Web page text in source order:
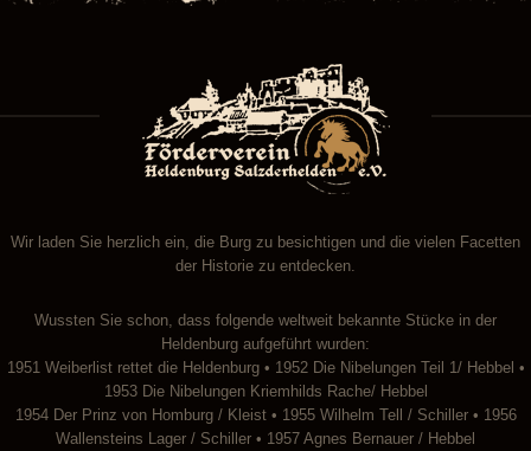
Wir laden Sie herzlich ein, die Burg zu besichtigen und die vielen Facetten
der Historie zu entdecken.
Wussten Sie schon, dass folgende weltweit bekannte Stücke in der
Heldenburg aufgeführt wurden:
1951 Weiberlist rettet die Heldenburg • 1952 Die Nibelungen Teil 1/ Hebbel •
1953 Die Nibelungen Kriemhilds Rache/ Hebbel
1954 Der Prinz von Homburg / Kleist • 1955 Wilhelm Tell / Schiller • 1956
Wallensteins Lager / Schiller • 1957 Agnes Bernauer / Hebbel